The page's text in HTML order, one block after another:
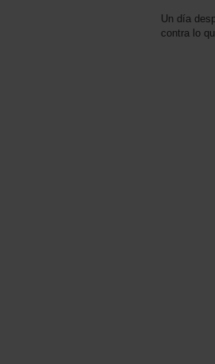
Un día
contra lo